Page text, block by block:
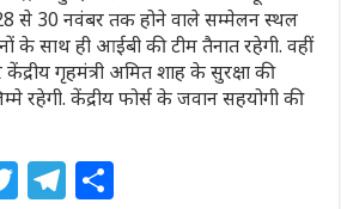
से 30 नवंबर तक होने वाले सम्मेलन स्थल
के साथ ही आईबी की टीम तैनात रहेगी. वहीं
केंद्रीय गृहमंत्री अमित शाह के सुरक्षा की
रहेगी. केंद्रीय फोर्स के जवान सहयोगी की
T T